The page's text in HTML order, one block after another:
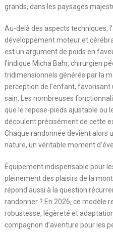
grands, dans les paysages
Au-delà des aspects techniques,
développement moteur et
est un argument de poids en
l’indique Micha Bahr, chirurgien
tridimensionnels générés par la
perception de l’enfant,
sain. Les nombreuses
que le repose-pieds ajustable ou
découlent précisément de cette
Chaque randonnée devient alors
nature, un véritable moment
Équipement indispensable pour
pleinement des plaisirs de la
répond aussi à la question
randonner ? En 2026, ce modèle
robustesse, légèreté et
compagnon d’aventure pour les